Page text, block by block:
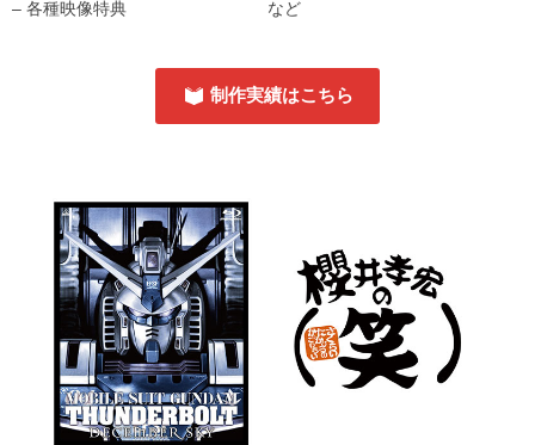
– 各種映像特典 など
制作実績はこちら